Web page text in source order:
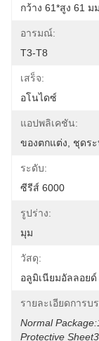
กว้าง 61*สูง 61 มม.
อารมณ์:
T3-T8
เสร็จ:
อโนไดซ์
แอปพลิเคชัน:
ของตกแต่ง, ชุดร
ระดับ:
ซีรีส์ 6000
รูปร่าง:
มุม
วัสดุ:
อลูมิเนียมอัลลอย
รายละเอียดการบ
Normal
Protective Sheet3.